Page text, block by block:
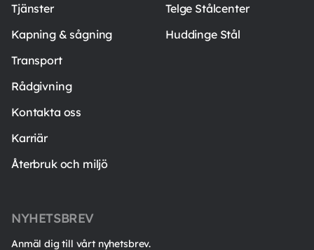
Telge Stålcenter
Huddinge Stål
Tjänster
Kapning & sågning
Transport
Rådgivning
Kontakta oss
Karriär
Återbruk och miljö
NYHETSBREV
Anmäl dig till vårt nyhetsbrev.